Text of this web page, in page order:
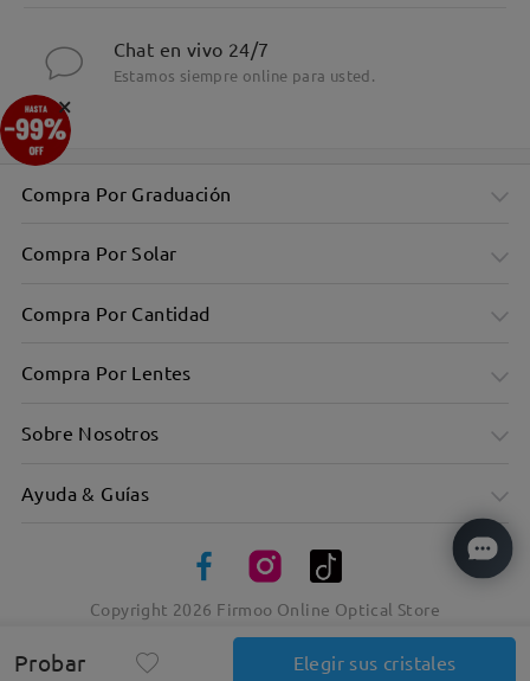
Probar Elegir sus cristales
Chat en vivo 24/7
Estamos siempre online para usted.
Compra Por Graduación
Compra Por Solar
Compra Por Cantidad
Compra Por Lentes
Sobre Nosotros
Ayuda & Guías
Copyright 2026 Firmoo Online Optical Store
×